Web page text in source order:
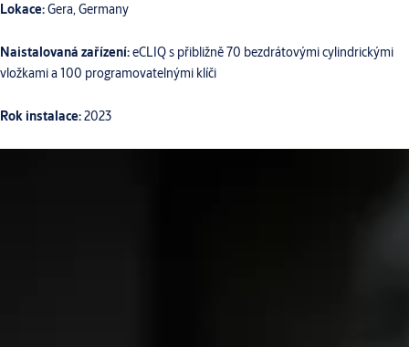
Lokace:Gera, Germany
Naistalovaná zařízení:eCLIQ s přibližně 70 bezdrátovými cylindrickými
vložkami a 100 programovatelnými klíči
Rok instalace:2023